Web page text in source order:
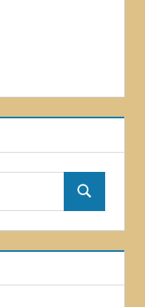
Suchen